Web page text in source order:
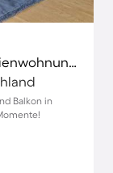
Familienorientierte gemütliche Ferienwohnung mit Grill und Garten | Stadtblick | Perfekt für die Arbeit von Zuhause
Balkon in